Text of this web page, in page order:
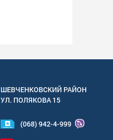
ШЕВЧЕНКОВСКИЙ РАЙОН
УЛ. ПОЛЯКОВА 15
(068) 942-4-999